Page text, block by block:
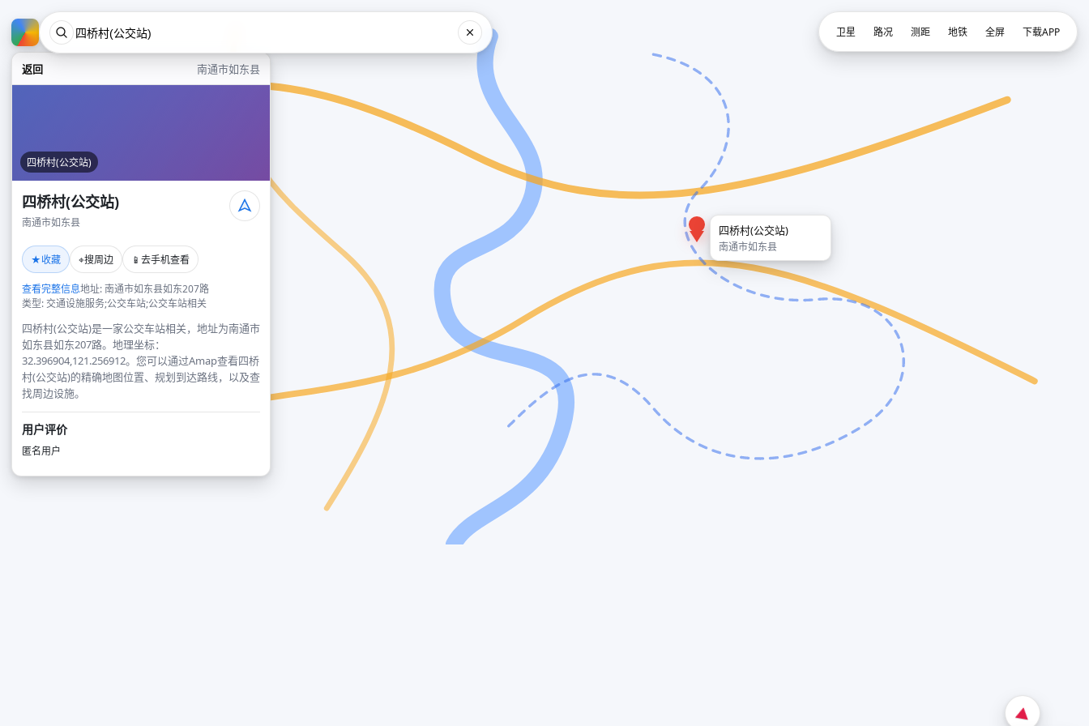
返回 南通市如东县
四桥村(公交站)
四桥村(公交站)
南通市如东县
★收藏 ⌖搜周边 📱 去手机查看
查看完整信息地址: 南通市如东县如东207路
类型: 交通设施服务;公交车站;公交车站相关
四桥村(公交站)是一家公交车站相关，地址为南通市
如东县如东207路。地理坐标：
32.396904,121.256912。您可以通过Amap查看四桥
村(公交站)的精确地图位置、规划到达路线，以及查
找周边设施。
用户评价
匿名用户
四桥村(公交站)
南通市如东县
卫星 路况 测距 地铁 全屏 下载APP